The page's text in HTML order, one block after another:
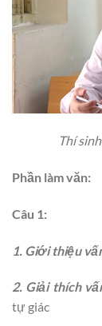
Thí
Phần làm văn:
Câu 1:
1. Giới thiệu
2. Giải thích
tự giác